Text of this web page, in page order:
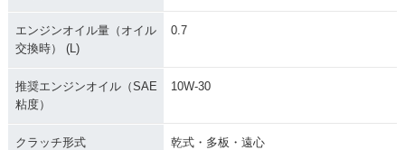
エンジンオイル量（オイル
交換時） (L)
0.7
推奨エンジンオイル（SAE
粘度）
10W-30
クラッチ形式 乾式・多板・遠心